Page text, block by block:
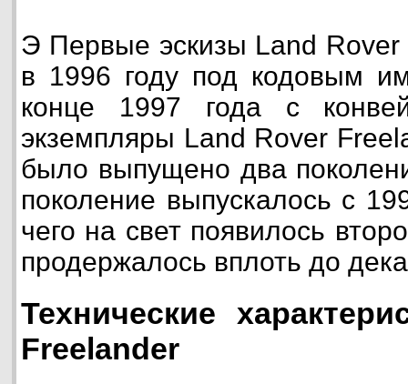
Э Первые эскизы Land Rover
в 1996 году под кодовым
конце 1997 года с
экземпляры Land Rover
было выпущено два
поколение выпускалось с
чего на свет появилось
продержалось вплоть до
Технические
Freelander